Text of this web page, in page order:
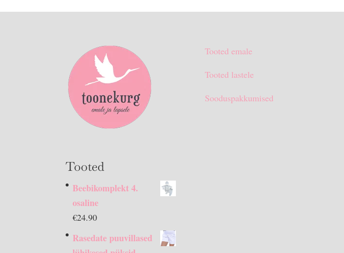
Tooted
Beebikomplekt 4.
osaline
€24.90
Rasedate puuvillased
Tooted emale
Tooted lastele
Sooduspakkumised